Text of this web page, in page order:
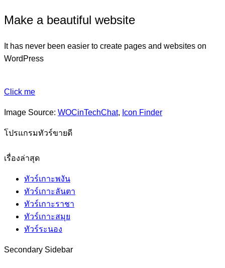
Make a beautiful website
It has never been easier to create pages and websites on
WordPress
Click me
Image Source: WOCinTechChat, Icon Finder
โปรแกรมทัวร์ขายดี
เรื่องล่าสุด
ทัวร์เกาะพงัน
ทัวร์เกาะลันตา
ทัวร์เกาะราชา
ทัวร์เกาะสมุย
ทัวร์ระนอง
Secondary Sidebar